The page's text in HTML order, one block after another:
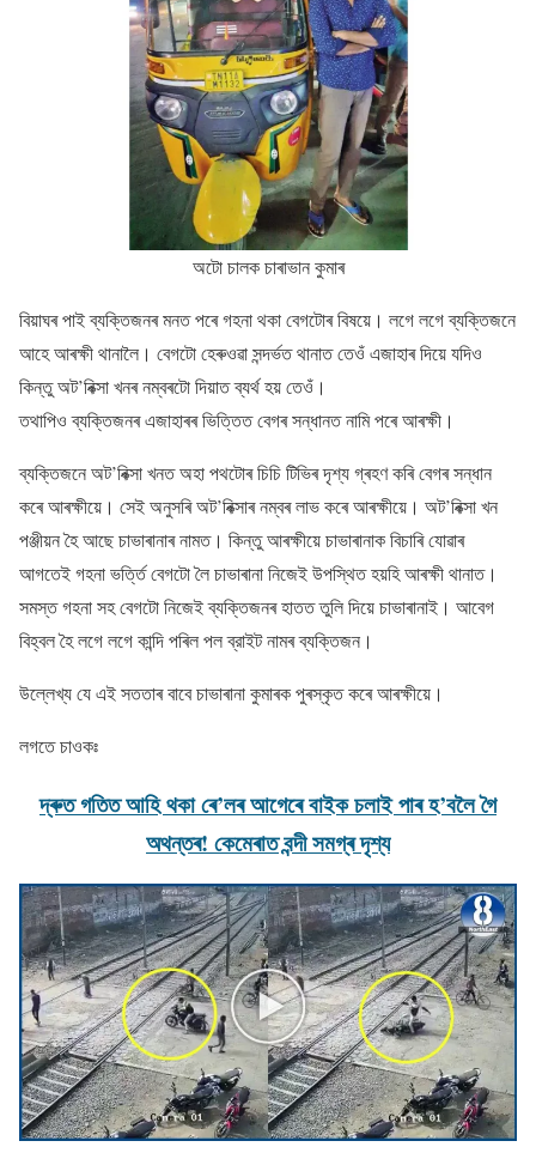
অটাে চালক চাৰাভান কুমাৰ
বিয়াঘৰ পাই ব্যক্তিজনৰ মনত পৰে গহনা থকা বেগটোৰ বিষয়ে। লগে লগে ব্যক্তিজনে
আহে আৰক্ষী থানালৈ। বেগটো হেৰুওৱা সন্দৰ্ভত থানাত তেওঁ এজাহাৰ দিয়ে যদিও
কিন্তু অট’ৰিক্সা খনৰ নম্বৰটো দিয়াত ব্যৰ্থ হয় তেওঁ।
তথাপিও ব্যক্তিজনৰ এজাহাৰৰ ভিত্তিত বেগৰ সন্ধানত নামি পৰে আৰক্ষী।
ব্যক্তিজনে অট’ৰিক্সা খনত অহা পথটোৰ চিচি টিভিৰ দৃশ্য গ্ৰহণ কৰি বেগৰ সন্ধান
কৰে আৰক্ষীয়ে। সেই অনুসৰি অট’ৰিক্সাৰ নম্বৰ লাভ কৰে আৰক্ষীয়ে। অট’ৰিক্সা খন
পঞ্জীয়ন হৈ আছে চাভাৰানাৰ নামত। কিন্তু আৰক্ষীয়ে চাভাৰানাক বিচাৰি যোৱাৰ
আগতেই গহনা ভৰ্ত্তি বেগটো লৈ চাভাৰানা নিজেই উপস্থিত হয়হি আৰক্ষী থানাত।
সমস্ত গহনা সহ বেগটো নিজেই ব্যক্তিজনৰ হাতত তুলি দিয়ে চাভাৰানাই। আবেগ
বিহ্বল হৈ লগে লগে কান্দি পৰিল পল ব্রাইট নামৰ ব্যক্তিজন।
উল্লেখ্য যে এই সততাৰ বাবে চাভাৰানা কুমাৰক পুৰস্কৃত কৰে আৰক্ষীয়ে।
লগতে চাওকঃ
দ্ৰুত গতিত আহি থকা ৰে’লৰ আগেৰে বাইক চলাই পাৰ হ’বলৈ গৈ
অথন্তৰ! কেমেৰাত বন্দী সমগ্ৰ দৃশ্য